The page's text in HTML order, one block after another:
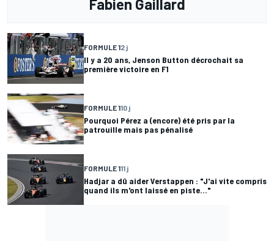
Fabien Gaillard
FORMULE 12 j
Il y a 20 ans, Jenson Button décrochait sa
première victoire en F1
FORMULE 110 j
Pourquoi Pérez a (encore) été pris par la
patrouille mais pas pénalisé
FORMULE 111 j
Hadjar a dû aider Verstappen : "J'ai vite compris
quand ils m'ont laissé en piste..."